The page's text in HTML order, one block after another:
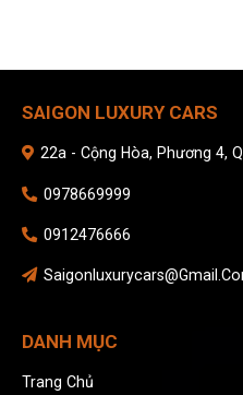
SAIGON LUXURY CARS
22a - Cộng Hòa, Phương 4,
0978669999
0912476666
DANH MỤC
Trang Chủ